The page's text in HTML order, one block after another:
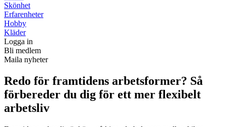
Skönhet
Erfarenheter
Hobby
Kläder
Logga in
Bli medlem
Maila nyheter
Redo för framtidens arbetsformer? Så
förbereder du dig för ett mer flexibelt
arbetsliv